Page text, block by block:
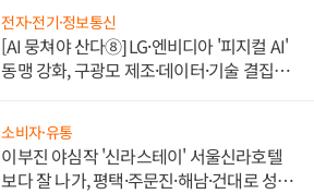
전자·전기·정보통신
[AI 뭉쳐야 산다⑧] LG·엔비디아 '피지컬 AI'
동맹 강화, 구광모 제조·데이터·기술 결집
소비자·유통
이부진 야심작 '신라스테이' 서울신라호텔
보다 잘 나가, 평택·주문진·해남·건대로 성